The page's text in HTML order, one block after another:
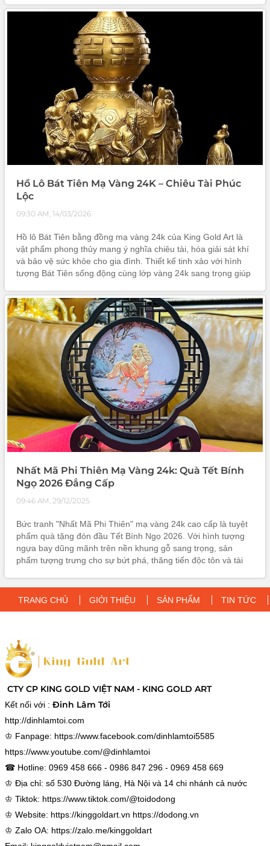
làm quà tặng ý ng
Hồ Lô Bát Tiên Mạ Vàng 24K – Chiêu Tài Phúc
Lộc
09:30 AM, 14/03/2026
Hồ lô Bát Tiên bằng đồng mạ vàng 24k của King Gold Art là
vật phẩm phong thủy mang ý nghĩa chiêu tài, hóa giải sát khí
và bảo vệ sức khỏe cho gia đình. Thiết kế tinh xảo với hình
tượng Bát Tiên sống động cùng lớp vàng 24k sang trọng giúp
sống. Đây cũng là món quà phong thủy ý nghĩa dành tặng
người thân, đối tác trong những dịp đặc biệt.
Nhất Mã Phi Thiên Mạ Vàng 24k: Quà Tết Bính
Ngọ 2026 Đẳng Cấp
09:46 AM, 29/12/2025
Bức tranh "Nhất Mã Phi Thiên" mạ vàng 24k cao cấp là tuyệt
phẩm quà tặng đón đầu Tết Bính Ngọ 2026. Với hình tượng
ngựa bay dũng mãnh trên nền khung gỗ sang trọng, sản
phẩm tượng trưng cho sự bứt phá, thăng tiến độc tôn và tài
thân, mang lại vượng khí cho không gian làm việc và phòng
TRANG CHỦ GIỚI THIỆU SẢN PHẨM TIN TỨC
CTY CP KING GOLD VIỆT NAM - KING GOLD ART
Kết nối với : Đinh Lâm Tới
http://dinhlamtoi.com
♔ Fanpage: https://www.facebook.com/dinhlamtoi5585
https://www.youtube.com/@dinhlamtoi
☎ Hotline: 0969 458 666 - 0986 847 296 - 0969 458 669
♔ Địa chỉ: số 530 Đường láng, Hà Nội và 14 chi nhánh cả nước
♔ Tiktok: https://www.tiktok.com/@toidodong
♔ Website: https://kinggoldart.vn https://dodong.vn
♔ Zalo OA: https://zalo.me/kinggoldart